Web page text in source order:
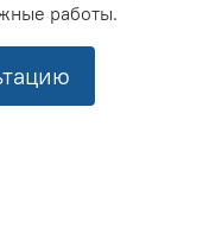
работы.